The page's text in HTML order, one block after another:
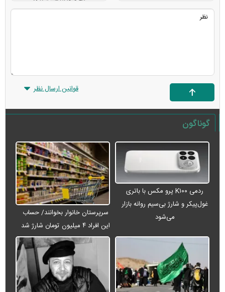
قوانین ارسال نظر
گوناگون
ردمی K۱۰۰ پرو مکس با باتری
غول‌پیکر و شارژ بی‌سیم روانه بازار
می‌شود
سرپرستان خانوار بخوانند/ حساب
این افراد ۴ میلیون تومان شارژ شد